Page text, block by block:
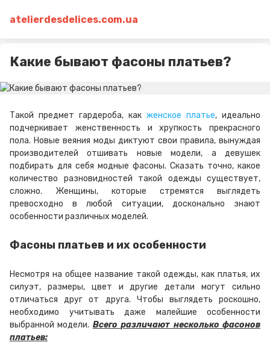
atelierdesdelices.com.ua
Какие бывают фасоны платьев?
Такой предмет гардероба, как женское платье, идеально
подчеркивает женственность и хрупкость прекрасного
пола. Новые веяния моды диктуют свои правила, вынуждая
производителей отшивать новые модели, а девушек
подбирать для себя модные фасоны. Сказать точно, какое
количество разновидностей такой одежды существует,
сложно. Женщины, которые стремятся выглядеть
превосходно в любой ситуации, досконально знают
особенности различных моделей.
Фасоны платьев и их особенности
Несмотря на общее название такой одежды, как платья, их
силуэт, размеры, цвет и другие детали могут сильно
отличаться друг от друга. Чтобы выглядеть роскошно,
необходимо учитывать даже малейшие особенности
выбранной модели. Всего различают несколько фасонов
платьев: